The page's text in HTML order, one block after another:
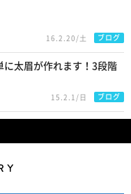
16.2.20/土 ブログ
に太眉が作れます！3段階
15.2.1/日 ブログ